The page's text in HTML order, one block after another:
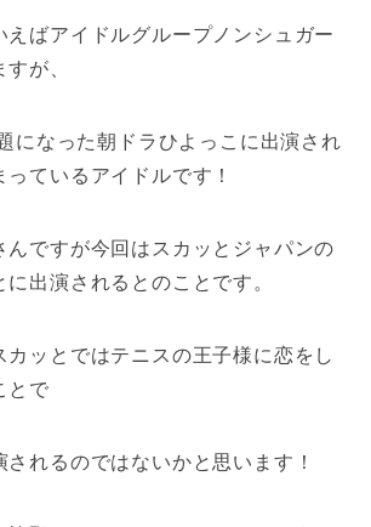
えばアイドルグループノンシュガー
が、
になった朝ドラひよっこに出演され
ているアイドルです！
んですが今回はスカッとジャパンの
出演されるとのことです。
カッとではテニスの王子様に恋をし
とで
れるのではないかと思います！